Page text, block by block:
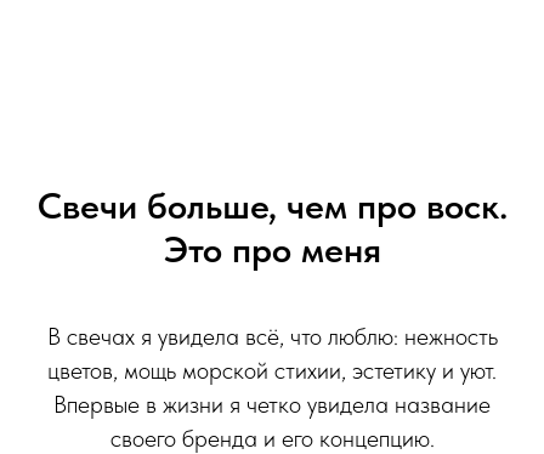
Свечи больше, чем про воск.
Это про меня
В свечах я увидела всё, что люблю: нежность
цветов, мощь морской стихии, эстетику и уют.
Впервые в жизни я четко увидела название
своего бренда и его концепцию.